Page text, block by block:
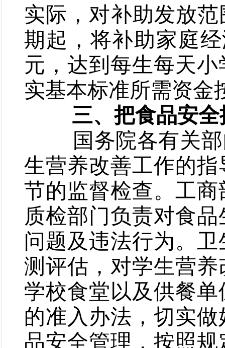
实际，对补助发放
期起，将补助家庭
元，达到每生每天小
实基本标准所需资金
三、把食品安
国务院各有关部
生营养改善工作的
节的监督检查。工
质检部门负责对食
问题及违法行为。
测评估，对学生营
学校食堂以及供餐
的准入办法，切实
品安全管理，按照